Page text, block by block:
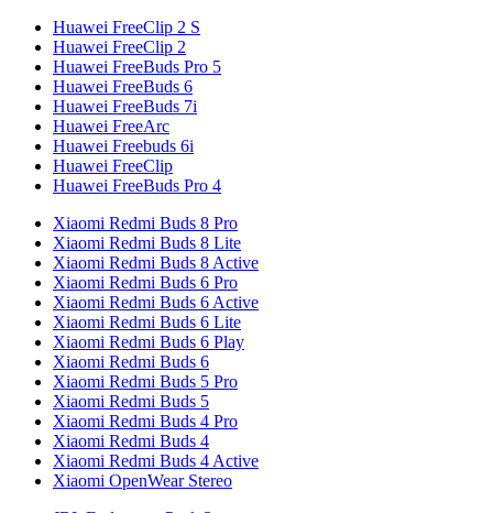
Huawei FreeClip 2 S
Huawei FreeClip 2
Huawei FreeBuds Pro 5
Huawei FreeBuds 6
Huawei FreeBuds 7i
Huawei FreeArc
Huawei Freebuds 6i
Huawei FreeClip
Huawei FreeBuds Pro 4
Xiaomi Redmi Buds 8 Pro
Xiaomi Redmi Buds 8 Lite
Xiaomi Redmi Buds 8 Active
Xiaomi Redmi Buds 6 Pro
Xiaomi Redmi Buds 6 Active
Xiaomi Redmi Buds 6 Lite
Xiaomi Redmi Buds 6 Play
Xiaomi Redmi Buds 6
Xiaomi Redmi Buds 5 Pro
Xiaomi Redmi Buds 5
Xiaomi Redmi Buds 4 Pro
Xiaomi Redmi Buds 4
Xiaomi Redmi Buds 4 Active
Xiaomi OpenWear Stereo